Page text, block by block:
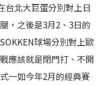
台北大巨蛋分別對上日
，之後是3月2、3日的
球場分別對上歐
應該就是閉門打、不開
一如今年2月的經典賽